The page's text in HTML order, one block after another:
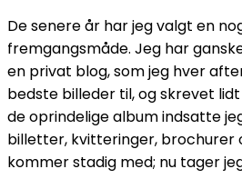
De senere år har jeg valgt en
fremgangsmåde. Jeg har
en privat blog, som jeg hver
bedste billeder til, og skrevet
de oprindelige album indsatte
billetter, kvitteringer, brochurer
kommer stadig med; nu tager